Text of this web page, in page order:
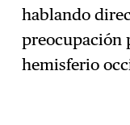
hablando
preocupación
hemisferio